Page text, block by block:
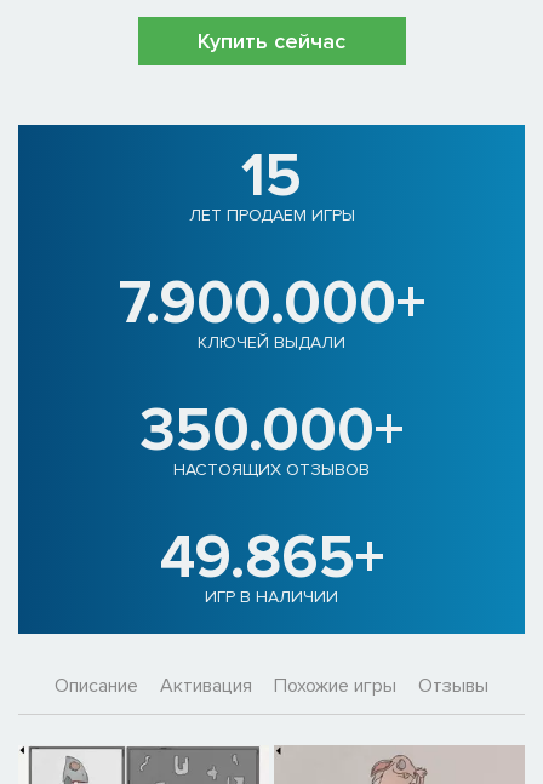
Купить сейчас
15
ЛЕТ ПРОДАЕМ ИГРЫ
7.900.000+
КЛЮЧЕЙ ВЫДАЛИ
350.000+
НАСТОЯЩИХ ОТЗЫВОВ
49.865+
ИГР В НАЛИЧИИ
Описание Активация Похожие игры Отзывы